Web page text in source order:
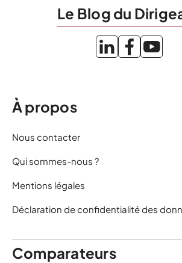
Le Blog du
À propos
Nous contacter
Qui sommes-nous ?
Mentions légales
Déclaration de confidentialité des
Comparateurs